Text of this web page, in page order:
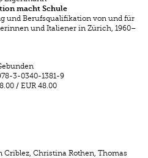
macht Schule
und Berufsqualifikation von und für
und Italiener in Zürich, 1960–
3-0340-1381-9
/EUR 48.00
Criblez, Christina Rothen, Thomas